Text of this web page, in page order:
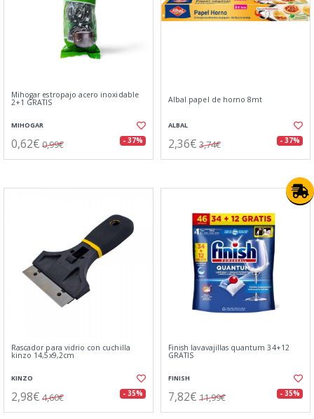
Mihogar estropajo acero inoxidable
2+1 GRATIS
MIHOGAR
0,62€ 0,99€ - 37%
Albal papel de horno 8mt
ALBAL
2,36€ 3,74€ - 37%
Rascador para vidrio con cuchilla
kinzo 14,5x9,2cm
KINZO
2,98€ 4,60€ - 35%
Finish lavavajillas quantum 34+12
GRATIS
FINISH
7,82€ 11,99€ - 35%